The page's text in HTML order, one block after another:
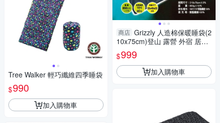
Tree Walker 輕巧纖維四季睡袋
$990
加入購物車
商店 Grizzly 人造棉保暖睡袋(2
10x75cm)登山 露營 外宿 居家
好收納 透氣 露宿【愛買】
$999
加入購物車